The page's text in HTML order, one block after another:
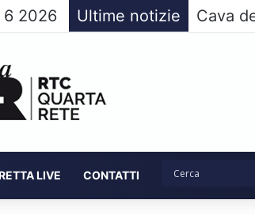
6 2026 Ultime notizie
LIVE CONTATTI